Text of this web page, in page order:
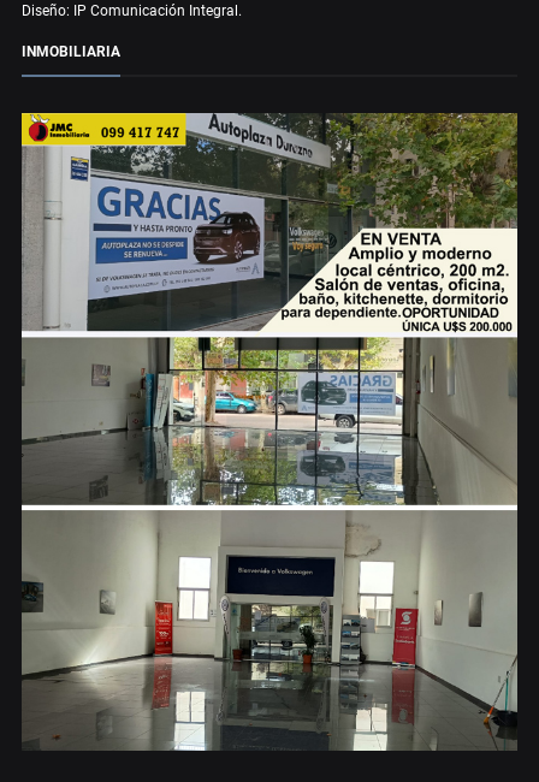
Diseño: IP Comunicación Integral.
INMOBILIARIA